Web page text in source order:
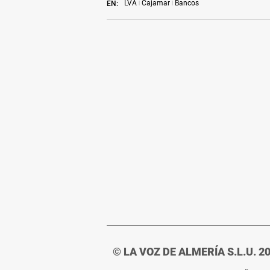
EN: LVA Cajamar Bancos
© LA VOZ DE ALMERÍA S.L.U.